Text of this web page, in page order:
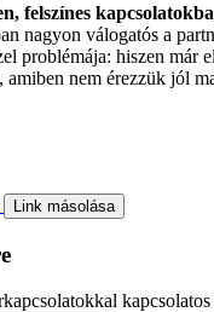
felszínes
nagyon válogatós a
problémája: hiszen
amiben nem érezzük jól
Link másolása